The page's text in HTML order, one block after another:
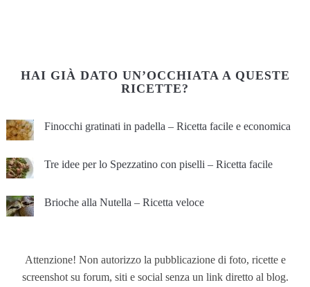
HAI GIÀ DATO UN’OCCHIATA A QUESTE
RICETTE?
Finocchi gratinati in padella – Ricetta facile e economica
Tre idee per lo Spezzatino con piselli – Ricetta facile
Brioche alla Nutella – Ricetta veloce
Attenzione! Non autorizzo la pubblicazione di foto, ricette e
screenshot su forum, siti e social senza un link diretto al blog.